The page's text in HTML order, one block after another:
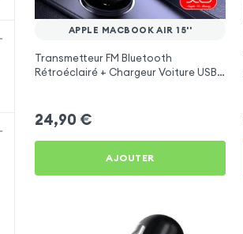
APPLE MACBOOK AIR 15''
Transmetteur FM Bluetooth
Rétroéclairé + Chargeur Voiture USB
24,90 €
AJOUTER